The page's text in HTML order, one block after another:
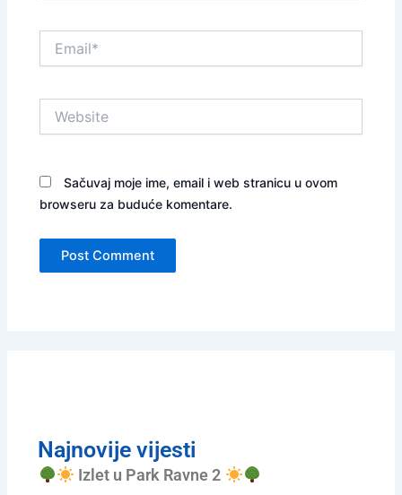
Sačuvaj moje ime, email i web stranicu u ovom
browseru za buduće komentare.
Najnovije vijesti
Izlet u Park Ravne 2